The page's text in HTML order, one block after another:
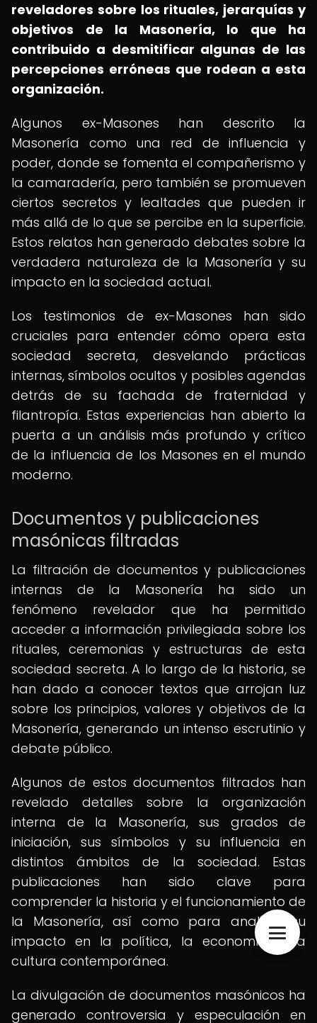
reveladores sobre los rituales, jerarquías y
objetivos de la Masonería, lo que ha
contribuido a desmitificar algunas de las
percepciones erróneas que rodean a esta
organización.
Algunos ex-Masones han descrito la
Masonería como una red de influencia y
poder, donde se fomenta el compañerismo y
la camaradería, pero también se promueven
ciertos secretos y lealtades que pueden ir
más allá de lo que se percibe en la superficie.
Estos relatos han generado debates sobre la
verdadera naturaleza de la Masonería y su
impacto en la sociedad actual.
Los testimonios de ex-Masones han sido
cruciales para entender cómo opera esta
sociedad secreta, desvelando prácticas
internas, símbolos ocultos y posibles agendas
detrás de su fachada de fraternidad y
filantropía. Estas experiencias han abierto la
puerta a un análisis más profundo y crítico
de la influencia de los Masones en el mundo
moderno.
Documentos y publicaciones
masónicas filtradas
La filtración de documentos y publicaciones
internas de la Masonería ha sido un
fenómeno revelador que ha permitido
acceder a información privilegiada sobre los
rituales, ceremonias y estructuras de esta
sociedad secreta. A lo largo de la historia, se
han dado a conocer textos que arrojan luz
sobre los principios, valores y objetivos de la
Masonería, generando un intenso escrutinio y
debate público.
Algunos de estos documentos filtrados han
revelado detalles sobre la organización
interna de la Masonería, sus grados de
iniciación, sus símbolos y su influencia en
distintos ámbitos de la sociedad. Estas
publicaciones han sido clave para
comprender la historia y el funcionamiento de
la Masonería, así como para analizar su
impacto en la política, la economía y la
cultura contemporánea.
La divulgación de documentos masónicos ha
generado controversia y especulación en